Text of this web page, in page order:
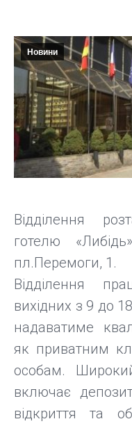
Новини
Відділення
готелю
пл.Перемоги, 1.
Відділення
вихідних з 9 до
надаватиме
як приватним
особам.
включає
відкриття та